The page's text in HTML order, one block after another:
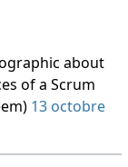
about
of a Scrum
13 octobre